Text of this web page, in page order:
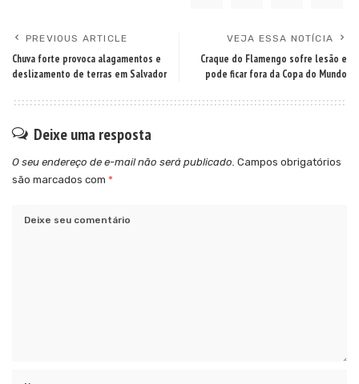
PREVIOUS ARTICLE
Chuva forte provoca alagamentos e
deslizamento de terras em Salvador
VEJA ESSA NOTÍCIA
Craque do Flamengo sofre lesão e
pode ficar fora da Copa do Mundo
Deixe uma resposta
O seu endereço de e-mail não será publicado. Campos obrigatórios
são marcados com *